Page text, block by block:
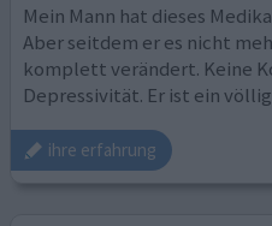
Mein Mann hat dieses
Aber seitdem er es nicht
komplett verändert. Keine
Depressivität. Er ist ein
ihre erfahrung